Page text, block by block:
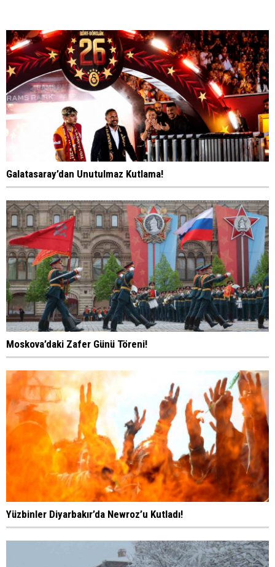
Galatasaray’dan Unutulmaz Kutlama!
Moskova’daki Zafer Günü Töreni!
Yüzbinler Diyarbakır’da Newroz’u Kutladı!